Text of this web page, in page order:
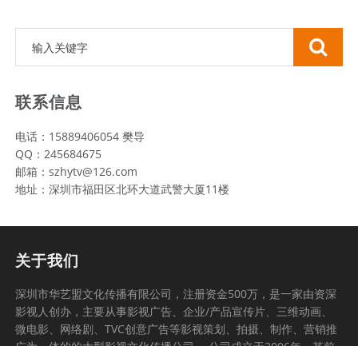
联系信息
电话：15889406054 樊导
QQ：245684675
邮箱：szhytv@126.com
地址：深圳市福田区北环大道武警大厦11楼
关于我们
深圳市华艺盟文化传播有限公司，注册资金500万，是一家由资深
影视人创办，主要从事影视广告、企业/产品宣传片、三维动画、
微电影、网络剧、TVC创意广告等影视策划、拍摄、制作、营销推